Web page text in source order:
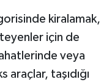
kiralamak,
için de
veya
taşıdığı